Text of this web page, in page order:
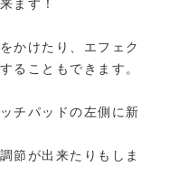
ます！
かけたり、エフェク
ることもできます。
チパッドの左側に新
節が出来たりもしま